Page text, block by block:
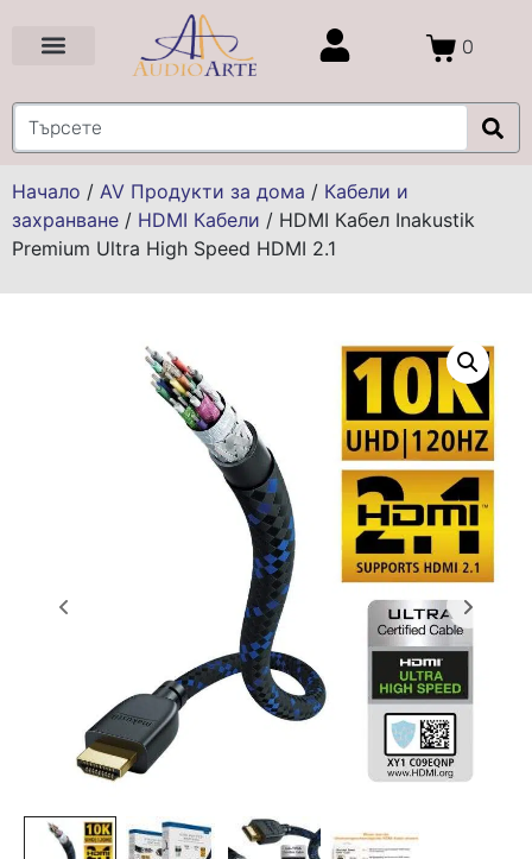
0
Начало / AV Продукти за дома / Кабели и
захранване / HDMI Кабели / HDMI Кабел Inakustik
Premium Ultra High Speed HDMI 2.1